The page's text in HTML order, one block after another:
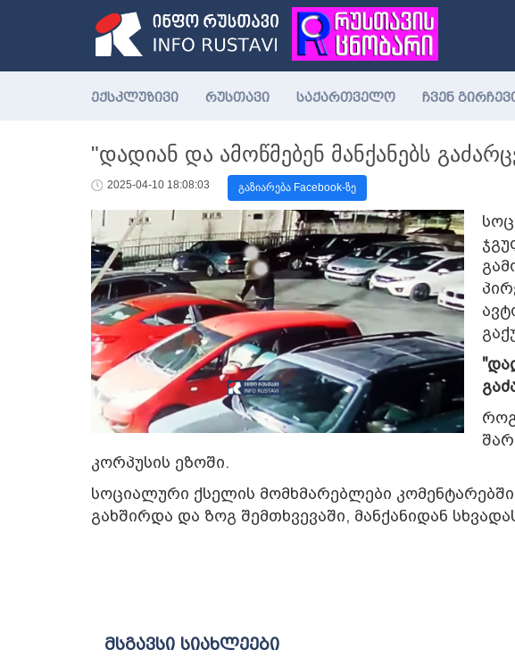
ექსკლუზივი რუსთავი საქართველო ჩვენ
"დადიან და ამოწმებენ მანქანებს
2025-04-10 18:08:03 გაზიარება Facebook-ზე
კორპუსის ეზოში.
სოციალური ქსელის მომხმარებლები
გახშირდა და ზოგ შემთხვევაში, მანქანიდან
მსგავსი სიახლეები